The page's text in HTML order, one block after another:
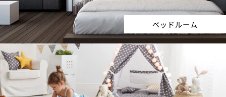
ベッドルーム